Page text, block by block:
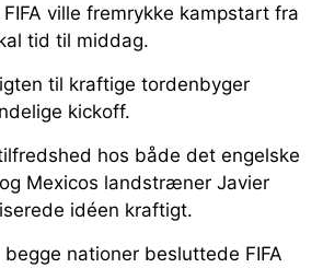
ville fremrykke kampstart fra
tid til middag.
til kraftige tordenbyger
kickoff.
hos både det engelske
Mexicos landstræner Javier
idéen kraftigt.
nationer besluttede FIFA